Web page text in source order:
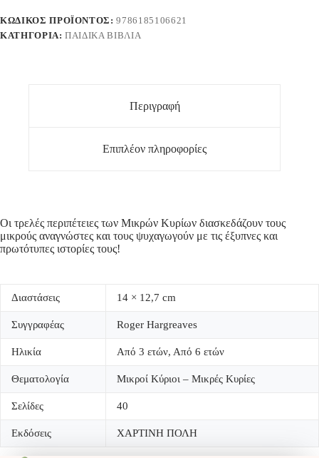
ΚΩΔΙΚΌΣ ΠΡΟΪΌΝΤΟΣ:9786185106621
ΚΑΤΗΓΟΡΊΑ:ΠΑΙΔΙΚΆ ΒΙΒΛΊΑ
Περιγραφή
Επιπλέον πληροφορίες
Οι τρελές περιπέτειες των Μικρών Κυρίων διασκεδάζουν τους
μικρούς αναγνώστες και τους ψυχαγωγούν με τις έξυπνες και
πρωτότυπες ιστορίες τους!
Διαστάσεις 14 × 12,7 cm
Συγγραφέας Roger Hargreaves
Ηλικία Από 3 ετών, Από 6 ετών
Θεματολογία Μικροί Κύριοι – Μικρές Κυρίες
Σελίδες 40
Εκδόσεις ΧΑΡΤΙΝΗ ΠΟΛΗ